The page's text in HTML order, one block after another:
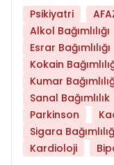
Psikiyatri
Alkol Bağımlılığı
Esrar Bağımlılığı
Kokain
Kumar
Sanal Bağımlılık
Parkinson
Sigara
Kardioloji